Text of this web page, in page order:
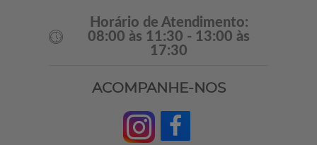
Horário de Atendimento:
08:00 às 11:30 - 13:00 às
17:30
ACOMPANHE-NOS